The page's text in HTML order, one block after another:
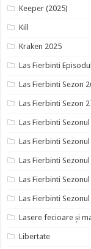
Keeper (2025)
Kill
Kraken 2025
Las Fierbinti
Las Fierbinti Sezon
Las Fierbinti Sezon
Las Fierbinti
Las Fierbinti
Las Fierbinti
Las Fierbinti
Las Fierbinti
Lasere fecioare și
Libertate